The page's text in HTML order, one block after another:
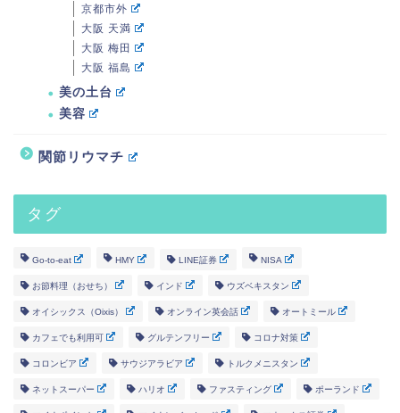
京都市外
大阪 天満
大阪 梅田
大阪 福島
美の土台
美容
関節リウマチ
タグ
Go-to-eat HMY LINE証券 NISA
お節料理（おせち） インド ウズベキスタン
オイシックス（Oixis） オンライン英会話 オートミール
カフェでも利用可 グルテンフリー コロナ対策
コロンビア サウジアラビア トルクメニスタン
ネットスーパー ハリオ ファスティング ポーランド